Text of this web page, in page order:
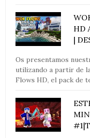
HD
|
Os presentamos
utilizando a partir de
Flows HD, el pack de